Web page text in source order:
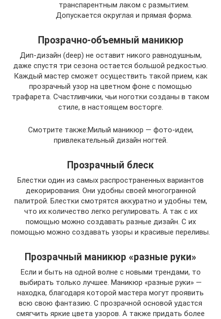
транспарентным лаком с размытием.
Допускается округлая и прямая форма.
Прозрачно-объемный маникюр
Дип-дизайн (deep) не оставит никого равнодушным,
даже спустя три сезона остается большой редкостью.
Каждый мастер сможет осуществить такой прием, как
прозрачный узор на цветном фоне с помощью
трафарета. Счастливчики, чьи ноготки созданы в таком
стиле, в настоящем восторге.
Смотрите также:Милый маникюр — фото-идеи,
привлекательный дизайн ногтей.
Прозрачный блеск
Блестки один из самых распространенных вариантов
декорирования. Они удобны своей многогранной
палитрой. Блестки смотрятся аккуратно и удобны тем,
что их количество легко регулировать. А так с их
помощью можно создавать разные дизайн. С их
помощью можно создавать узоры и красивые переливы.
Прозрачный маникюр «разные руки»
Если и быть на одной волне с новыми трендами, то
выбирать только лучшее. Маникюр «разные руки» —
находка, благодаря которой мастера могут проявить
всю свою фантазию. С прозрачной основой удастся
смягчить яркие цвета узоров. А также придать более